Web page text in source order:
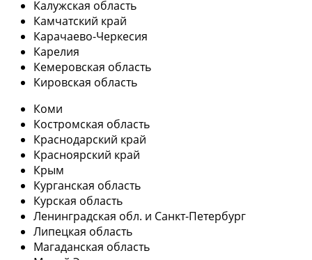
Калужская область
Камчатский край
Карачаево-Черкесия
Карелия
Кемеровская область
Кировская область
Коми
Костромская область
Краснодарский край
Красноярский край
Крым
Курганская область
Курская область
Ленинградская обл. и Санкт-Петербург
Липецкая область
Магаданская область